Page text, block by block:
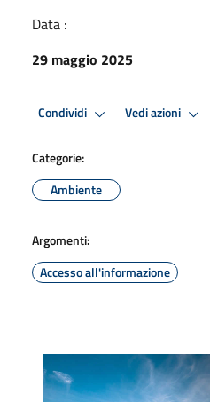
Data :
29 maggio 2025
Condividi Vedi azioni
Categorie:
Ambiente
Argomenti:
Accesso all'informazione